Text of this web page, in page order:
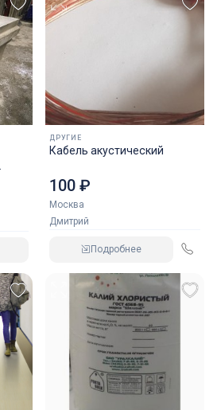
ДРУГИЕ
Кабель акустический
100 ₽
Москва
Дмитрий
Подробнее